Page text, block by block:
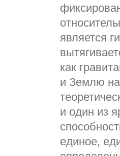
является
как
и Землю
и один из
единое,